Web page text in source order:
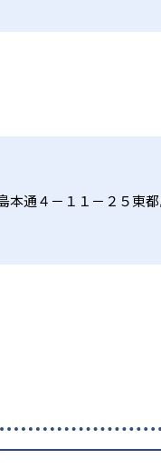
本通４－１１－２５東